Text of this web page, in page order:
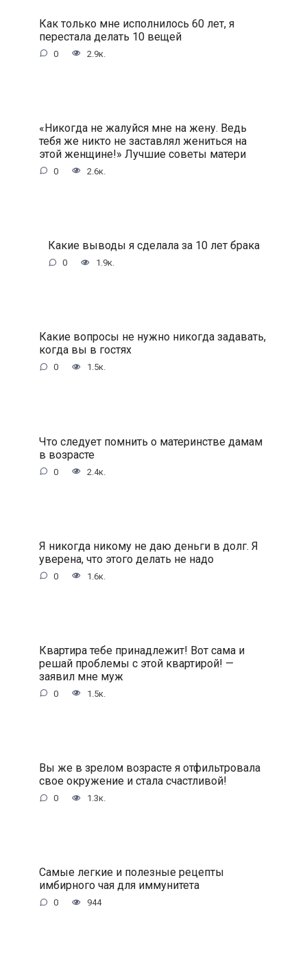
Как только мне исполнилось 60 лет, я
перестала делать 10 вещей
0 2.9к.
«Никогда не жалуйся мне на жену. Ведь
тебя же никто не заставлял жениться на
этой женщине!» Лучшие советы матери
0 2.6к.
Какие выводы я сделала за 10 лет брака
0 1.9к.
Какие вопросы не нужно никогда задавать,
когда вы в гостях
0 1.5к.
Что следует помнить о материнстве дамам
в возрасте
0 2.4к.
Я никогда никому не даю деньги в долг. Я
уверена, что этого делать не надо
0 1.6к.
Квартира тебе принадлежит! Вот сама и
решай проблемы с этой квартирой! —
заявил мне муж
0 1.5к.
Вы же в зрелом возрасте я отфильтровала
свое окружение и стала счастливой!
0 1.3к.
Самые легкие и полезные рецепты
имбирного чая для иммунитета
0 944